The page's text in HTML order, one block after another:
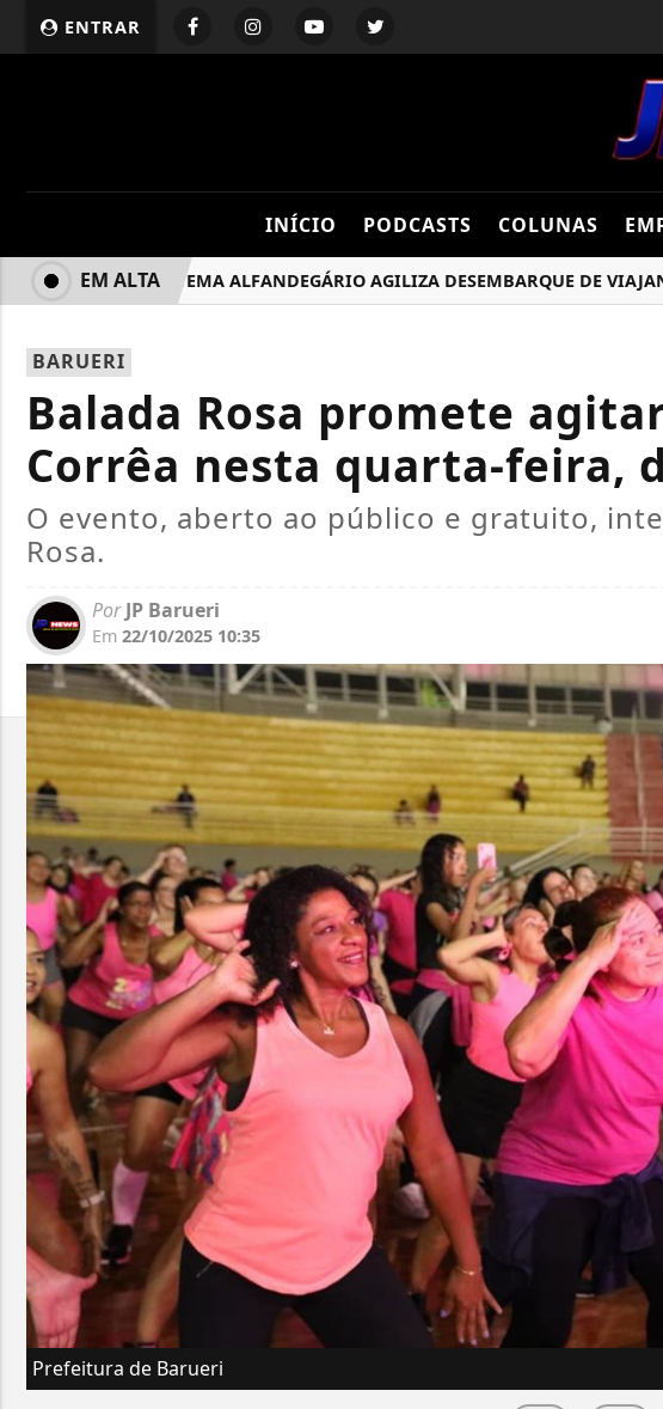
ENTRAR
INÍCIO PODCASTS COLUNAS
NOVO SISTEMA ALFANDEGÁRIO AGILIZA DESEMBARQUE DE VIAJANTES
EM ALTA
BARUERI
Balada Rosa promete
Corrêa nesta quarta-feira,
O evento, aberto ao público e gratuito,
Rosa.
PorJP Barueri
Em 22/10/2025 10:35
Prefeitura de Barueri